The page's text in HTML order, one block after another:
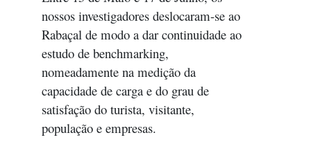
nossos investigadores deslocaram-se ao
Rabaçal de modo a dar continuidade ao
estudo de benchmarking,
nomeadamente na medição da
capacidade de carga e do grau de
satisfação do turista, visitante,
população e empresas.